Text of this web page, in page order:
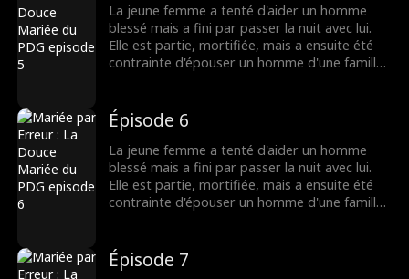
La jeune femme a tenté d'aider un homme
blessé mais a fini par passer la nuit avec lui.
Elle est partie, mortifiée, mais a ensuite été
contrainte d'épouser un homme d'une famille
Épisode 6
La jeune femme a tenté d'aider un homme
blessé mais a fini par passer la nuit avec lui.
Elle est partie, mortifiée, mais a ensuite été
contrainte d'épouser un homme d'une famille
Épisode 7